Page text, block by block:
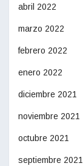
abril 2022
marzo 2022
febrero 2022
enero 2022
diciembre 2021
noviembre 2021
octubre 2021
septiembre 2021